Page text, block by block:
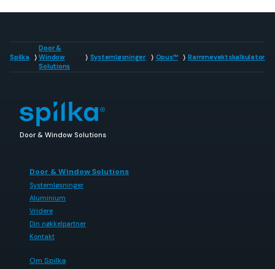
Spilka
Door &
Window
Solutions
Systemløsninger Opus™ Rammevektskalkulator
Door & Window Solutions
Door & Window Solutions
Systemløsninger
Aluminium
Vridere
Din nøkkelpartner
Kontakt
Om Spilka